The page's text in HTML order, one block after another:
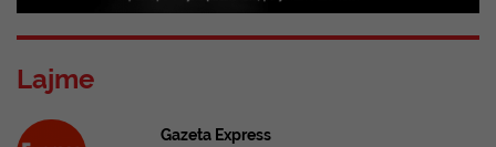
Lajme
Gazeta Express